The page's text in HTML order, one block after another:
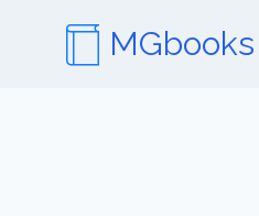
содержимому
MGbooks